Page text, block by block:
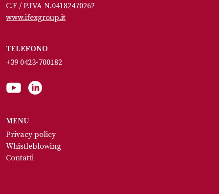
C.F / P.IVA N.04182470262
www.ifexgroup.it
TELEFONO
+39 0423-700182
MENU
Privacy policy
Whistleblowing
Contatti